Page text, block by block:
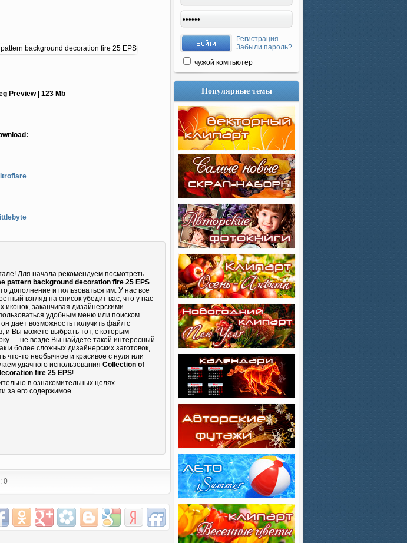
Preview | 123 Mb
Для начала рекомендуем посмотреть
pattern background decoration fire 25 EPS.
дополнение и пользоваться им. У нас все
взгляд на список убедит вас, что у нас
иконок, заканчивая дизайнерскими
удобным меню или поиском.
дает возможность получить файл с
и Вы можете выбрать тот, с которым
— не везде Вы найдете такой интересный
и более сложных дизайнерских заготовок,
что-то необычное и красивое с нуля или
удачного использования Collection of
fire 25 EPS!
в ознакомительных целях.
за его содержимое.
0
Регистрация
Забыли пароль?
чужой компьютер
Популярные темы